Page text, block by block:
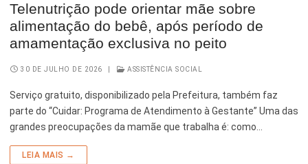
Telenutrição pode orientar mãe sobre
alimentação do bebê, após período de
amamentação exclusiva no peito
30 DE JULHO DE 2026 ASSISTÊNCIA SOCIAL
Serviço gratuito, disponibilizado pela Prefeitura, também faz
parte do “Cuidar: Programa de Atendimento à Gestante” Uma das
grandes preocupações da mamãe que trabalha é: como…
LEIA MAIS →